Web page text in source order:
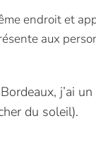
endroit et
aux
j’ai
du soleil).